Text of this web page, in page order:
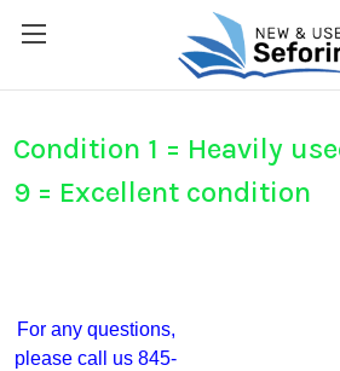
Condition 1 = Heavily
9 = Excellent condition
For any questions,
please call us 845-